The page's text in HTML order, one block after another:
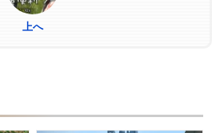
上へ